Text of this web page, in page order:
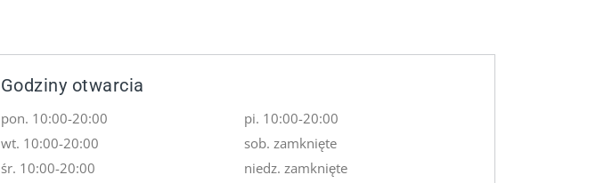
Godziny otwarcia
pon. 10:00-20:00
wt. 10:00-20:00
śr. 10:00-20:00
pi. 10:00-20:00
sob. zamknięte
niedz. zamknięte